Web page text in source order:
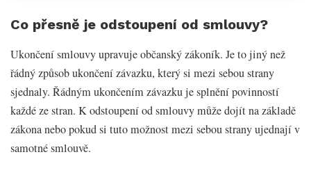
Co přesně je odstoupení od smlouvy?
Ukončení smlouvy upravuje občanský zákoník. Je to jiný než
řádný způsob ukončení závazku, který si mezi sebou strany
sjednaly. Řádným ukončením závazku je splnění povinností
každé ze stran. K odstoupení od smlouvy může dojít na základě
zákona nebo pokud si tuto možnost mezi sebou strany ujednají v
samotné smlouvě.